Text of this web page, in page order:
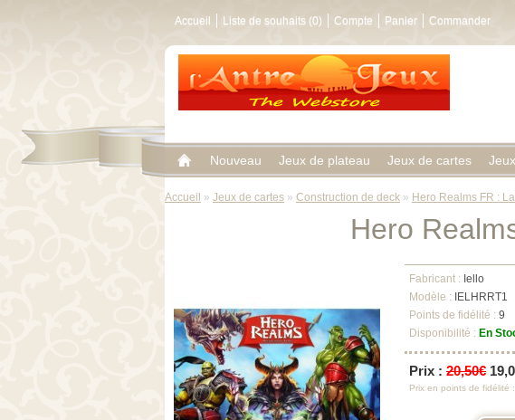
Accueil Liste de souhaits (0) Compte Panier Commander
Nouveau Jeux de plateau Jeux de cartes
Accueil » Jeux de cartes » Construction de deck » Hero Realms FR :
Hero
Fabricant : Iello
Modèle : IELHRRT1
Points de fidélité : 9
Disponibilité : En
Prix : 20,50€
Prix en points de fidélité